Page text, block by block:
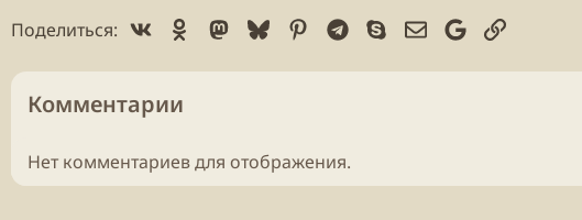
Поделиться: Vk Ok Mastodon
BlueskyPinterest
Telegram
SkypeЭлектронная почта
GoogleСсылка
Комментарии
Нет комментариев для отображения.